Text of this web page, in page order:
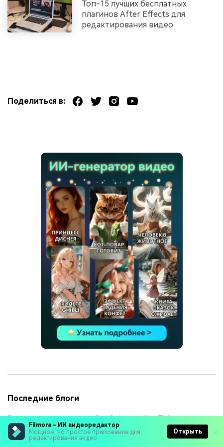
Filmora - ИИ видеоредактор
Мощное, но простое приложение для
редактирования видео
Открыть
Топ-15 лучших бесплатных
плагинов After Effects для
редактирования видео
Поделиться в:
Последние блоги
Размытие движения в CapCut: онлайн, ПК и
мобильная версия